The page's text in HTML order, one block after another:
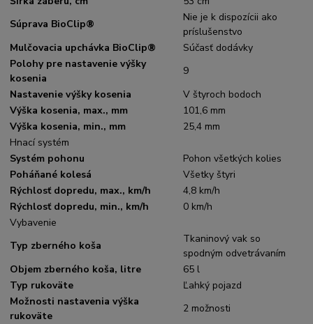
Súprava BioClip®
Nie je k dispozícii ako
príslušenstvo
Mulčovacia upchávka BioClip®
Súčasť dodávky
Polohy pre nastavenie výšky
kosenia
9
Nastavenie výšky kosenia
V štyroch bodoch
Výška kosenia, max., mm
101,6 mm
Výška kosenia, min., mm
25,4 mm
Hnací systém
Systém pohonu
Pohon všetkých kolies
Poháňané kolesá
Všetky štyri
Rýchlosť dopredu, max., km/h
4,8 km/h
Rýchlosť dopredu, min., km/h
0 km/h
Vybavenie
Typ zberného koša
Tkaninový vak so
spodným odvetrávaním
Objem zberného koša, litre
65 l
Typ rukoväte
Ľahký pojazd
Možnosti nastavenia výška
rukoväte
2 možnosti